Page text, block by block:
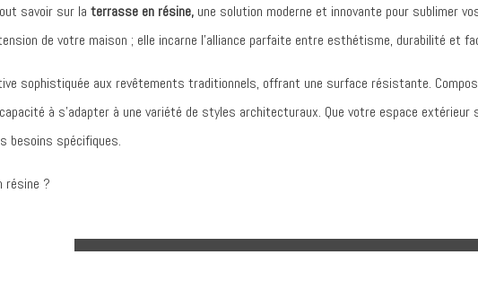
savoir sur la terrasse en résine, une solution moderne et innovante pour sublimer
de votre maison ; elle incarne l’alliance parfaite entre esthétisme, durabilité et
sophistiquée aux revêtements traditionnels, offrant une surface résistante.
à s’adapter à une variété de styles architecturaux. Que votre espace
besoins spécifiques.
résine ?